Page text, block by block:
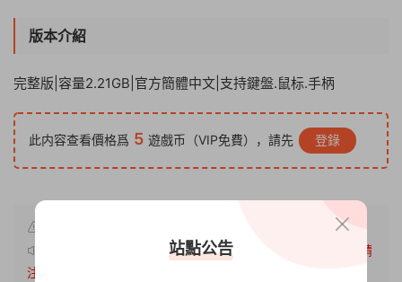
版本介紹
完整版|容量2.21GB|官方簡體中文|支持鍵盤.鼠标.手柄
此内容查看價格爲 5 遊戲币（VIP免費），請先 登錄
http://www.xdgameo.com/6811.html
，轉載請
注明出處。
站點公告